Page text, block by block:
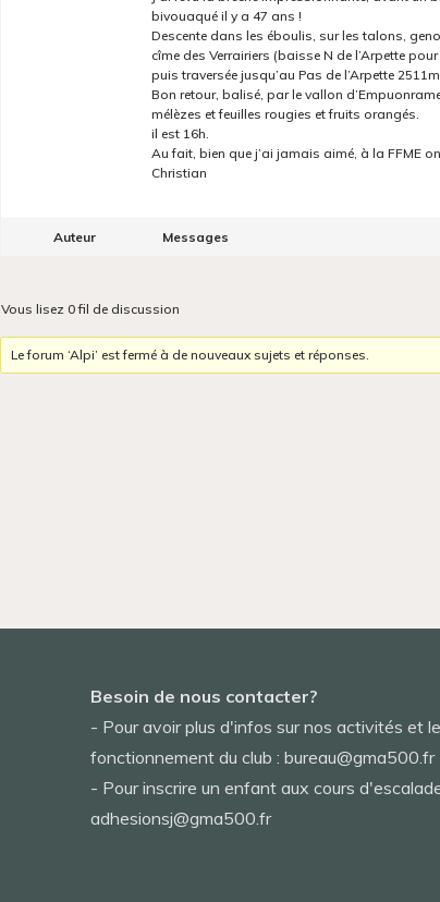
bivouaqué il y a 47 ans !
Descente dans les éboulis, sur les talons,
cîme des Verrairiers (baisse N de l’Arpette
puis traversée jusqu’au Pas de l’Arpette 2511m.
Bon retour, balisé, par le vallon
mélèzes et feuilles rougies et fruits orangés.
il est 16h.
Au fait, bien que j’ai jamais aimé, à la FFME
Christian
Auteur Messages
Vous lisez 0 fil de discussion
Le forum ‘Alpi’ est fermé à de nouveaux sujets et réponses.
Besoin de nous contacter?
- Pour avoir plus d'infos sur nos activités et le
fonctionnement du club : bureau@gma500.fr
- Pour inscrire un enfant aux cours
adhesionsj@gma500.fr